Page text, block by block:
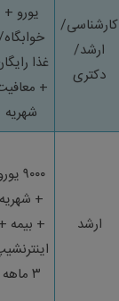
کارشناسی/
ارشد/
دکتری
یورو +
غذا
+
شهریه
ارشد
۹۰۰۰
+ شهریه
+ بیمه +
۳ ماهه